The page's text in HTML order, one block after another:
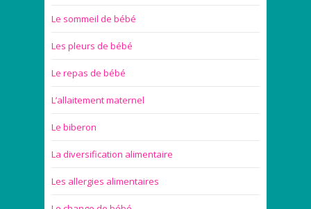
Le sommeil de bébé
Les pleurs de bébé
Le repas de bébé
L’allaitement maternel
Le biberon
La diversification alimentaire
Les allergies alimentaires